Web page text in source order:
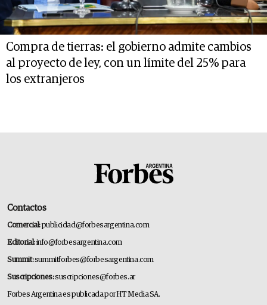
Compra de tierras: el gobierno admite cambios
al proyecto de ley, con un límite del 25% para
los extranjeros
Contactos
Comercial:publicidad@forbesargentina.com
Editorial:info@forbesargentina.com
Summit:summitforbes@forbesargentina.com
Suscripciones:suscripciones@forbes.ar
Forbes Argentina es publicada por HT Media SA.